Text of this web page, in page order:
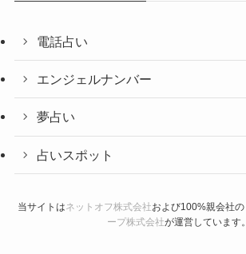
電話占い
エンジェルナンバー
夢占い
占いスポット
当サイトはネットオフ株式会社および100%親会社の
ープ株式会社が運営しています。